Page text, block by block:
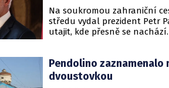
Na soukromou zahraniční
středu vydal prezident Petr
utajit, kde přesně se
Pendolino zaznamenalo
dvoustovkou